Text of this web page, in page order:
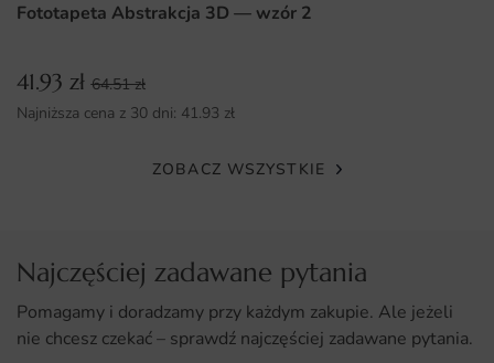
Fototapeta Abstrakcja 3D — wzór 2
41.93 zł 64.51zł
Najniższa cena z 30 dni: 41.93 zł
ZOBACZ WSZYSTKIE
Najczęściej zadawane pytania
Pomagamy i doradzamy przy każdym zakupie. Ale jeżeli
nie chcesz czekać – sprawdź najczęściej zadawane pytania.